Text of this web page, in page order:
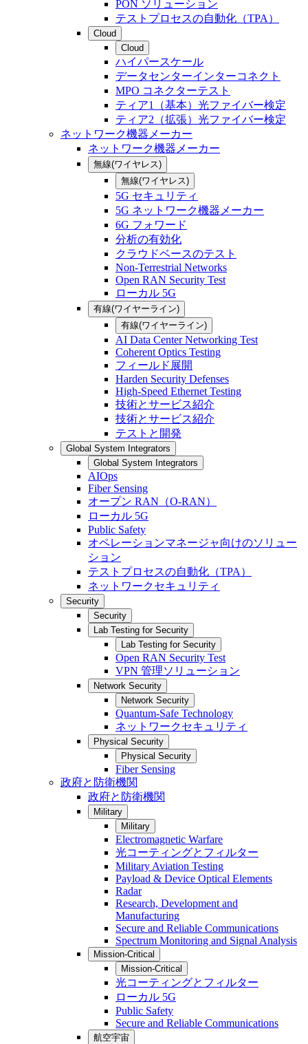
PON ソリューション
テストプロセスの自動化（TPA）
Cloud
Cloud
ハイパースケール
データセンターインターコネクト
MPO コネクターテスト
ティア1（基本）光ファイバー検定
ティア2（拡張）光ファイバー検定
ネットワーク機器メーカー
ネットワーク機器メーカー
無線(ワイヤレス)
無線(ワイヤレス)
5G セキュリティ
5G ネットワーク機器メーカー
6G フォワード
分析の有効化
クラウドベースのテスト
Non-Terrestrial Networks
Open RAN Security Test
ローカル 5G
有線(ワイヤーライン)
有線(ワイヤーライン)
AI Data Center Networking Test
Coherent Optics Testing
フィールド展開
Harden Security Defenses
High-Speed Ethernet Testing
技術とサービス紹介
技術とサービス紹介
テストと開発
Global System Integrators
Global System Integrators
AIOps
Fiber Sensing
オープン RAN（O-RAN）
ローカル 5G
Public Safety
オペレーションマネージャ向けのソリュー
ション
テストプロセスの自動化（TPA）
ネットワークセキュリティ
Security
Security
Lab Testing for Security
Lab Testing for Security
Open RAN Security Test
VPN 管理ソリューション
Network Security
Network Security
Quantum-Safe Technology
ネットワークセキュリティ
Physical Security
Physical Security
Fiber Sensing
政府と防衛機関
政府と防衛機関
Military
Military
Electromagnetic Warfare
光コーティングとフィルター
Military Aviation Testing
Payload & Device Optical Elements
Radar
Research, Development and
Manufacturing
Secure and Reliable Communications
Spectrum Monitoring and Signal Analysis
Mission-Critical
Mission-Critical
光コーティングとフィルター
ローカル 5G
Public Safety
Secure and Reliable Communications
航空宇宙